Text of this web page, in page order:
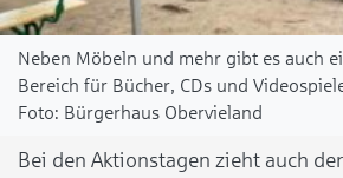
Neben Möbeln und mehr gibt es auch
Bereich für Bücher, CDs und
Bürgerhaus Obervieland
Bei den Aktionstagen zieht auch